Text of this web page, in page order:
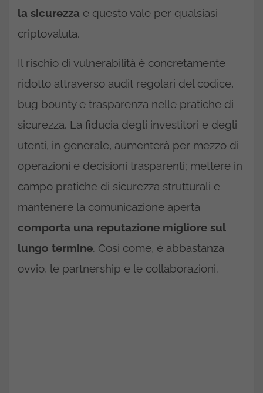
la sicurezza e questo vale per qualsiasi
criptovaluta.
Il rischio di vulnerabilità è concretamente
ridotto attraverso audit regolari del codice,
bug bounty e trasparenza nelle pratiche di
sicurezza. La fiducia degli investitori e degli
utenti, in generale, aumenterà per mezzo di
operazioni e decisioni trasparenti; mettere in
campo pratiche di sicurezza strutturali e
mantenere la comunicazione aperta
comporta una reputazione migliore sul
lungo termine. Così come, è abbastanza
ovvio, le partnership e le collaborazioni.